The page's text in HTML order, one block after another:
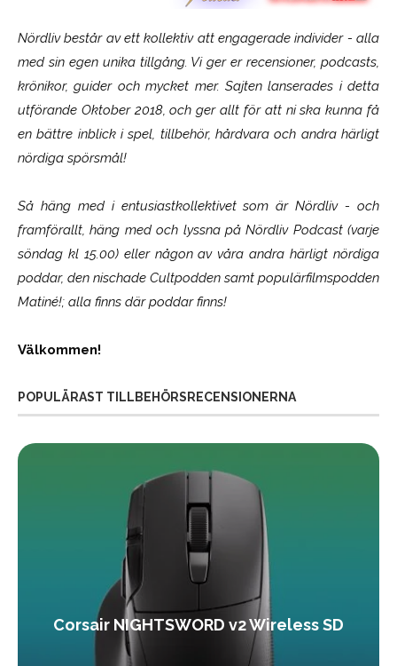
Nördliv består av ett kollektiv att engagerade individer - alla
med sin egen unika tillgång. Vi ger er recensioner, podcasts,
krönikor, guider och mycket mer. Sajten lanserades i detta
utförande Oktober 2018, och ger allt för att ni ska kunna få
en bättre inblick i spel, tillbehör, hårdvara och andra härligt
nördiga spörsmål!
Så häng med i entusiastkollektivet som ärNördliv- och
framförallt, häng med och lyssna på Nördliv Podcast (varje
söndag kl 15.00) eller någon av våra andra härligt nördiga
poddar, den nischade Cultpodden samt populärfilmspodden
Matiné!; alla finns där poddar finns!
Välkommen!
POPULÄRAST TILLBEHÖRSRECENSIONERNA
Corsair NIGHTSWORD v2 Wireless SD